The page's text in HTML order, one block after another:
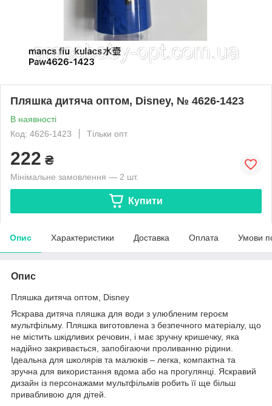
Пляшка дитяча оптом, Disney, № 4626-1423
В наявності
Код: 4626-1423
Тільки опт
222 ₴
Мінімальне замовлення — 2 шт.
Купити
Опис Характеристики Доставка Оплата Умови
Опис
Пляшка дитяча оптом, Disney
Яскрава дитяча пляшка для води з улюбленим героєм
мультфільму. Пляшка виготовлена з безпечного матеріалу, що
не містить шкідливих речовин, і має зручну кришечку, яка
надійно закривається, запобігаючи проливанню рідини.
Ідеальна для школярів та малюків – легка, компактна та
зручна для використання вдома або на прогулянці. Яскравий
дизайн із персонажами мультфільмів робить її ще більш
привабливою для дітей.